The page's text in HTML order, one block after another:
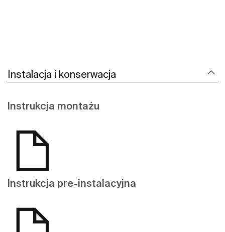
Instalacja i konserwacja
Instrukcja montażu
Instrukcja pre-instalacyjna